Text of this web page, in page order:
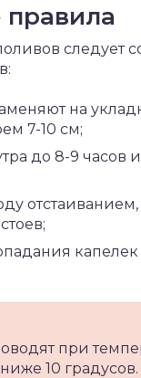
следует
на
7-10 см;
до 8-9 часов
капелек
при
10 градусов.